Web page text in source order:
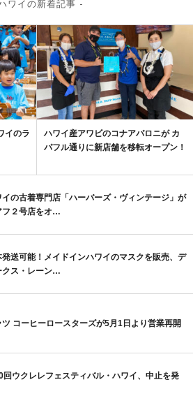
ワイの新着記事 -
イのラ
ハワイ産アワビのコナアバロニが カ
パフル通りに新店舗を移転オープン！
イの古着専門店「ハーバーズ・ヴィンテージ」が
フ２号店をオ…
発送可能！メイドインハワイのマスクを販売、デ
クス・レーン…
ツ コーヒーロースターズが5月1日より営業再開
回ウクレレフェスティバル・ハワイ、中止を発